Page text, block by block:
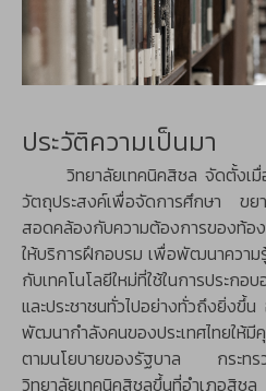
ประวัติความเป็นมา
วิทยาลัยเทคนิคสิชล จัดตั้งเมื่
วัตถุประสงค์เพื่อจัดการศึกษา ขยา
สอดคล้องกับความต้องการของท้อ
ให้บริการฝึกอบรม เพื่อพัฒนาความ
กับเทคโนโลยีใหม่ที่ใช้ในการประกอ
และประชาชนทั่วไปอย่างทั่วถึงยิ่งขึ้
พัฒนากำลังคนของประเทศไทยให้
ตามนโยบายของรัฐบาล กระทรว
วิทยาลัยเทคนิคสิชลขึ้นที่อำเภอสิช